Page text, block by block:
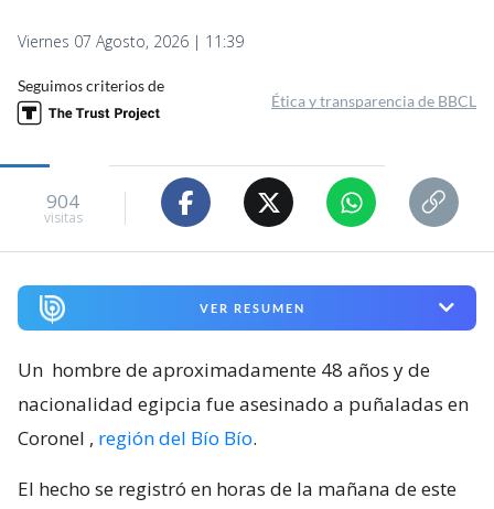
Viernes 07 Agosto, 2026 | 11:39
Seguimos criterios de
Ética y transparencia de BBCL
904
visitas
VER RESUMEN
Un hombre de aproximadamente 48 años y de
nacionalidad egipcia fue asesinado a puñaladas en
Coronel , región del Bío Bío.
El hecho se registró en horas de la mañana de este